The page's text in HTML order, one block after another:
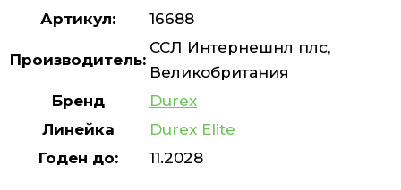
Артикул: 16688
Производитель:
CCЛ Интернешнл плс,
Великобритания
Бренд
Durex
Линейка
Durex Elite
Годен до:
11.2028